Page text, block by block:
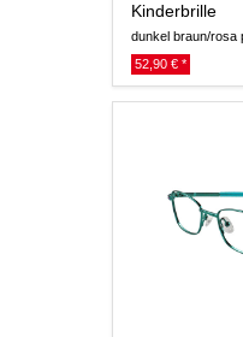
Kinderbrille
dunkel braun/rosa
52,90 € *